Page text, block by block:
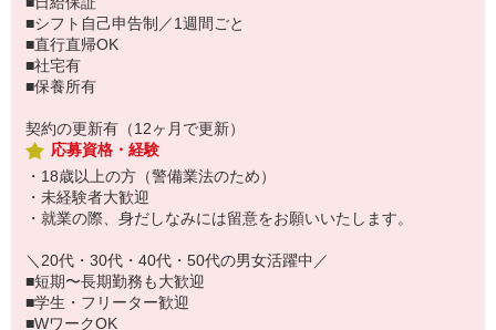
■シフト自己申告制／1週間ごと
■直行直帰OK
■社宅有
■保養所有
契約の更新有（12ヶ月で更新）
応募資格・経験
・18歳以上の方（警備業法のため）
・未経験者大歓迎
・就業の際、身だしなみには留意をお願いいたします。
＼20代・30代・40代・50代の男女活躍中／
■短期〜長期勤務も大歓迎
■学生・フリーター歓迎
■WワークOK